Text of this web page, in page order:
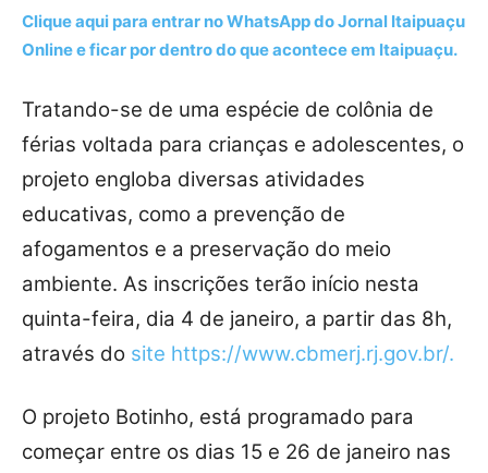
Clique aqui para entrar noWhatsAppdo Jornal Itaipuaçu
Online e ficar por dentro do que acontece em Itaipuaçu.
Tratando-se de uma espécie de colônia de
férias voltada para crianças e adolescentes, o
projeto engloba diversas atividades
educativas, como a prevenção de
afogamentos e a preservação do meio
ambiente. As inscrições terão início nesta
quinta-feira, dia 4 de janeiro, a partir das 8h,
através do site https://www.cbmerj.rj.gov.br/.
O projeto Botinho, está programado para
começar entre os dias 15 e 26 de janeiro nas